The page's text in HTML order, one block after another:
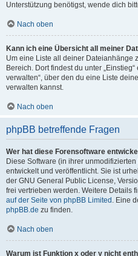
Unterstützung benötigst, wende dich
Nach oben
Kann ich eine Übersicht all meiner
Um eine Liste all deiner Dateianhänge
Bereich. Dort findest du unter
verwalten“, über den du eine Liste
verwalten kannst.
Nach oben
phpBB betreffende Fragen
Wer hat diese Forensoftware
Diese Software (in ihrer
entwickelt und veröffentlicht. Sie ist
der GNU General Public License,
frei vertrieben werden. Weitere Details
auf der Seite von phpBB Limited . Eine
phpBB.de zu finden.
Nach oben
Warum ist Funktion x oder y nicht